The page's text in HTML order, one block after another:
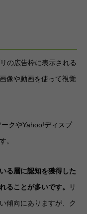
の広告枠に表示される
像や動画を使って視覚
クやYahoo!ディスプ
。
る層に認知を獲得した
ることが多いです。
リ
傾向にありますが、ク